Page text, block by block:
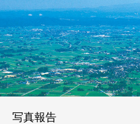
写真報告
政策
活動報告